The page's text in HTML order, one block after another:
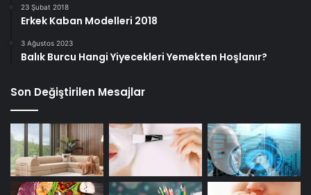
23 Şubat 2018
Erkek Kaban Modelleri 2018
3 Ağustos 2023
Balık Burcu Hangi Yiyecekleri Yemekten Hoşlanır?
Son Değiştirilen Mesajlar